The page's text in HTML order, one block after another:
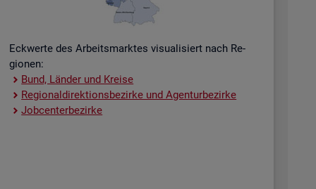
Eck­wer­te des Ar­beits­mark­tes vi­sua­li­siert nach Re­
gio­nen:
Bund, Län­der und Krei­se
Re­gio­nal­di­rek­ti­ons­be­zir­ke und Agen­tur­be­zir­ke
Job­cent­er­be­zir­ke